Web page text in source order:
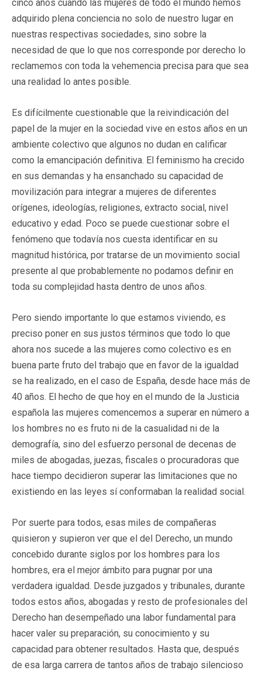
cinco años cuando las mujeres de todo el mundo hemos
adquirido plena conciencia no solo de nuestro lugar en
nuestras respectivas sociedades, sino sobre la
necesidad de que lo que nos corresponde por derecho lo
reclamemos con toda la vehemencia precisa para que sea
una realidad lo antes posible.
Es difícilmente cuestionable que la reivindicación del
papel de la mujer en la sociedad vive en estos años en un
ambiente colectivo que algunos no dudan en calificar
como la emancipación definitiva. El feminismo ha crecido
en sus demandas y ha ensanchado su capacidad de
movilización para integrar a mujeres de diferentes
orígenes, ideologías, religiones, extracto social, nivel
educativo y edad. Poco se puede cuestionar sobre el
fenómeno que todavía nos cuesta identificar en su
magnitud histórica, por tratarse de un movimiento social
presente al que probablemente no podamos definir en
toda su complejidad hasta dentro de unos años.
Pero siendo importante lo que estamos viviendo, es
preciso poner en sus justos términos que todo lo que
ahora nos sucede a las mujeres como colectivo es en
buena parte fruto del trabajo que en favor de la igualdad
se ha realizado, en el caso de España, desde hace más de
40 años. El hecho de que hoy en el mundo de la Justicia
española las mujeres comencemos a superar en número a
los hombres no es fruto ni de la casualidad ni de la
demografía, sino del esfuerzo personal de decenas de
miles de abogadas, juezas, fiscales o procuradoras que
hace tiempo decidieron superar las limitaciones que no
existiendo en las leyes sí conformaban la realidad social.
Por suerte para todos, esas miles de compañeras
quisieron y supieron ver que el del Derecho, un mundo
concebido durante siglos por los hombres para los
hombres, era el mejor ámbito para pugnar por una
verdadera igualdad. Desde juzgados y tribunales, durante
todos estos años, abogadas y resto de profesionales del
Derecho han desempeñado una labor fundamental para
hacer valer su preparación, su conocimiento y su
capacidad para obtener resultados. Hasta que, después
de esa larga carrera de tantos años de trabajo silencioso